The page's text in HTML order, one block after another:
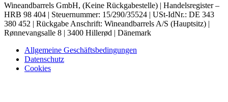
Wineandbarrels GmbH, (Keine Rückgabestelle) | Handelsregister –
HRB 98 404 | Steuernummer: 15/290/35524 | USt-IdNr.: DE 343
380 452 | Rückgabe Anschrift: Wineandbarrels A/S (Hauptsitz) |
Rønnevangsalle 8 | 3400 Hillerød | Dänemark
Allgemeine Geschäftsbedingungen
Datenschutz
Cookies